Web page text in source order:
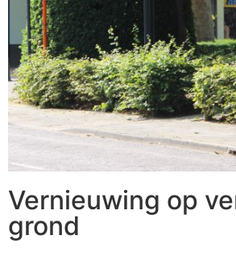
Vernieuwing op
grond